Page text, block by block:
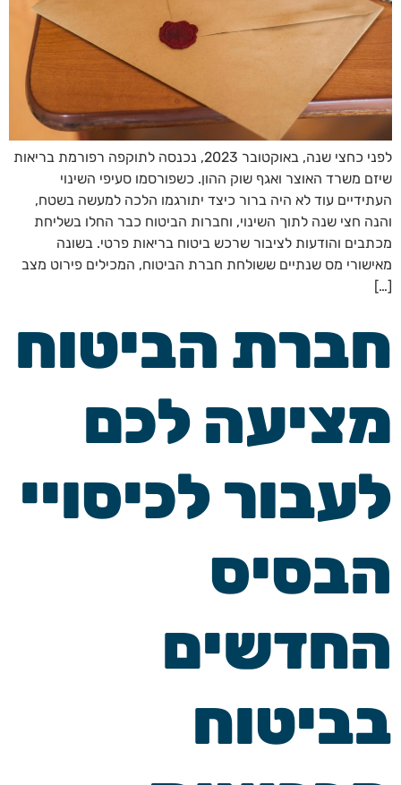
לפני כחצי שנה, באוקטובר 2023, נכנסה לתוקפה רפורמת בריאות
שיזם משרד האוצר ואגף שוק ההון. כשפורסמו סעיפי השינוי
העתידיים עוד לא היה ברור כיצד יתורגמו הלכה למעשה בשטח,
והנה חצי שנה לתוך השינוי, וחברות הביטוח כבר החלו בשליחת
מכתבים והודעות לציבור שרכש ביטוח בריאות פרטי. בשונה
מאישורי מס שנתיים ששולחת חברת הביטוח, המכילים פירוט מצב
[…]
חברת הביטוח
מציעה לכם
לעבור לכיסויי
הבסיס
החדשים
בביטוח